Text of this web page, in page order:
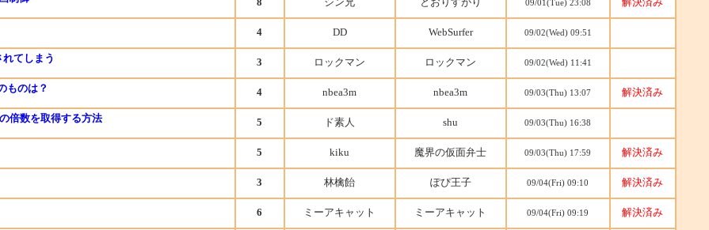
8 シン兄 とおりすがり 09/01(Tue) 23:08 解決済み
4 DD WebSurfer 09/02(Wed) 09:51
てしまう 3 ロックマン ロックマン 09/02(Wed) 11:41
ものは？ 4 nbea3m nbea3m 09/03(Thu) 13:07 解決済み
倍数を取得する方法 5 ド素人 shu 09/03(Thu) 16:38
5 kiku 魔界の仮面弁士 09/03(Thu) 17:59 解決済み
3 林檎飴 ぽぴ王子 09/04(Fri) 09:10 解決済み
6 ミーアキャット ミーアキャット 09/04(Fri) 09:19 解決済み